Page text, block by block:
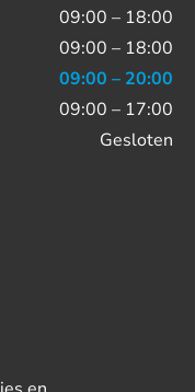
09:00 – 18:00
09:00 – 18:00
09:00 – 20:00
09:00 – 17:00
Gesloten